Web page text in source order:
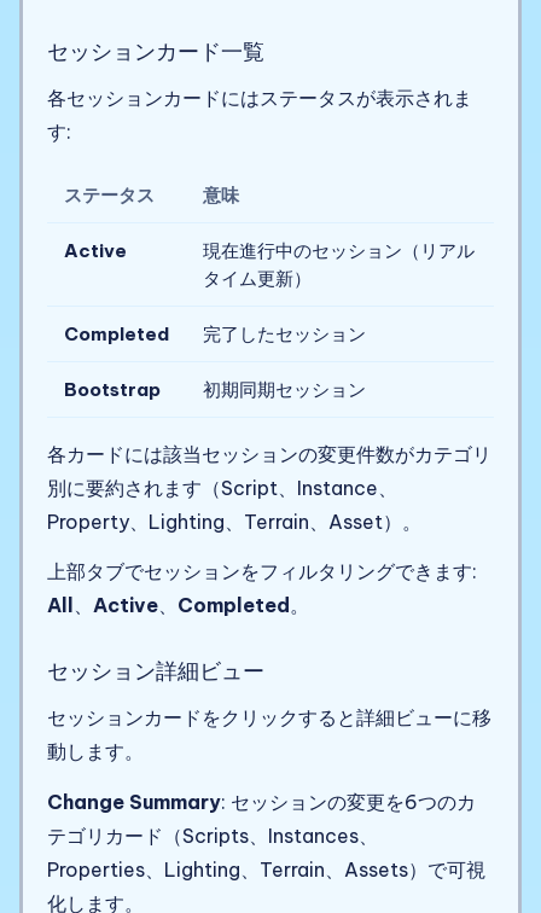
セッションカード一覧
各セッションカードにはステータスが表示されま
す:
ステータス 意味
Active
現在進行中のセッション（リアル
タイム更新）
Completed 完了したセッション
Bootstrap 初期同期セッション
各カードには該当セッションの変更件数がカテゴリ
別に要約されます（Script、Instance、
Property、Lighting、Terrain、Asset）。
上部タブでセッションをフィルタリングできます:
All 、 Active、 Completed 。
セッション詳細ビュー
セッションカードをクリックすると詳細ビューに移
動します。
Change Summary: セッションの変更を6つのカ
テゴリカード（Scripts、Instances、
Properties、Lighting、Terrain、Assets）で可視
化します。